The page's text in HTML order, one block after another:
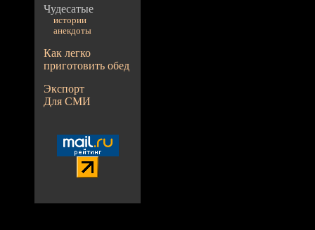
Чудесатые
истории
анекдоты
Как легко
приготовить обед
Экспорт
Для СМИ